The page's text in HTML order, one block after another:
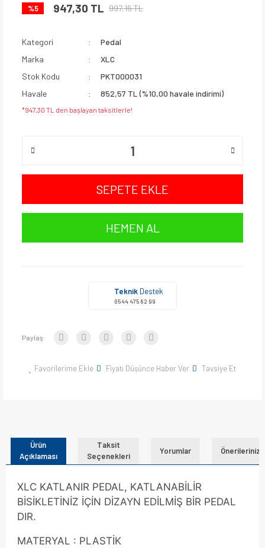
%5 947,30 TL 997,16 TL
Kategori
Pedal
Marka
XLC
Stok Kodu
PKT000031
Havale
852,57 TL (%10,00 havale indirimi)
*947,30 TL den başlayan taksitlerle!
SEPETE EKLE
HEMEN AL
Teknik Destek
0544 475 82 99
Paylaş:
Favorilerime Ekle Fiyatı Düşünce Haber Ver Tavsiye Et
Ürün
Açıklaması
Taksit
Seçenekleri
Yorumlar Önerileriniz
XLC KATLANIR PEDAL, KATLANABİLİR
BİSİKLETİNİZ İÇİN DİZAYN EDİLMİŞ BİR PEDAL
DIR.
MATERYAL : PLASTİK